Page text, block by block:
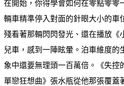
在開始，你得學會如何在零點零零
輛車精準停入對面的針眼大小的車
殘看著那輛閃閃發光、還在播放《
兒車，感到一陣眩暈。泊車維度的
象中還要無理頭一百萬倍。《失控
單戀狂想曲》張水瓶從他那張覆蓋